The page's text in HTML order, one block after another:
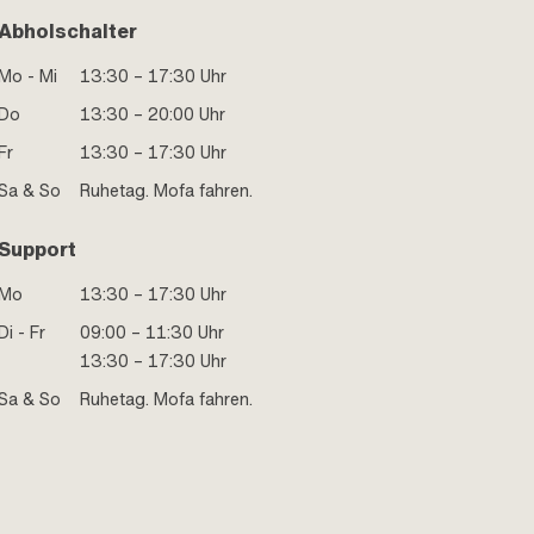
- Mi
13:30 – 17:30 Uhr
13:30 – 20:00 Uhr
13:30 – 17:30 Uhr
& So
Ruhetag. Mofa fahren.
13:30 – 17:30 Uhr
- Fr
09:00 – 11:30 Uhr
13:30 – 17:30 Uhr
& So
Ruhetag. Mofa fahren.